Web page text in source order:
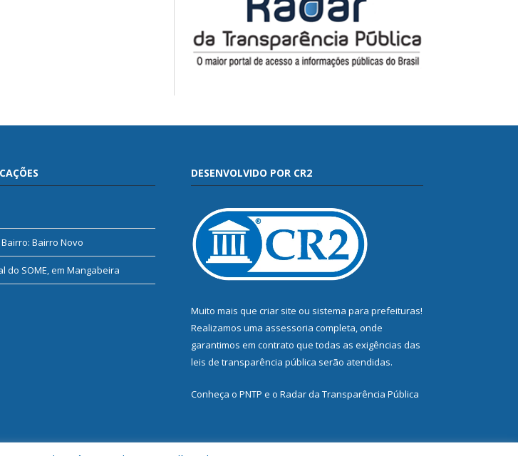
Bairro Novo
do SOME, em Mangabeira
DESENVOLVIDO POR CR2
Muito mais que criar site ou sistema para prefeituras!
Realizamos uma assessoria completa, onde
garantimos em contrato que todas as exigências das
leis de transparência pública serão atendidas.
Conheça o PNTP e o Radar da Transparência Pública